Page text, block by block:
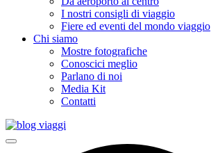
I nostri consigli di viaggio
Fiere ed eventi del mondo viaggio
Chi siamo
Mostre fotografiche
Conoscici meglio
Parlano di noi
Media Kit
Contatti